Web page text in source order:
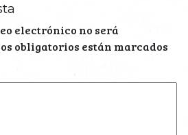
electrónico no será
obligatorios están marcados